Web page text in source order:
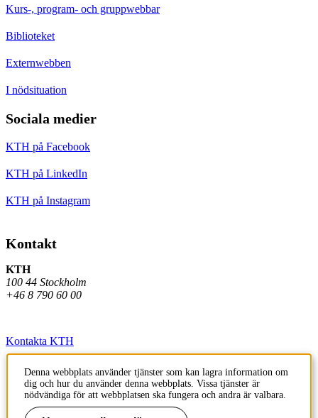
Kurs-, program- och gruppwebbar
Biblioteket
Externwebben
I nödsituation
Sociala medier
KTH på Facebook
KTH på LinkedIn
KTH på Instagram
Kontakt
KTH
100 44 Stockholm
+46 8 790 60 00
Kontakta KTH
Jobba på KTH
Press och media
Denna webbplats använder tjänster som kan lagra information om
dig och hur du använder denna webbplats. Vissa tjänster är
nödvändiga för att webbplatsen ska fungera och andra är valbara.